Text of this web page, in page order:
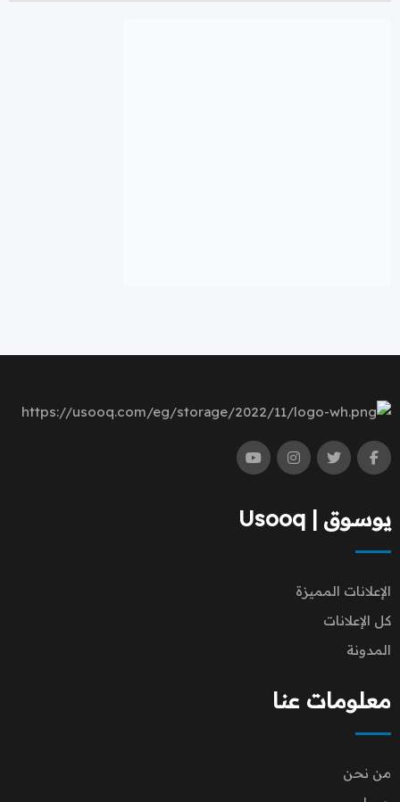
يوسوق | Usooq
الإعلانات المميزة
كل الإعلانات
المدونة
معلومات عنا
من نحن